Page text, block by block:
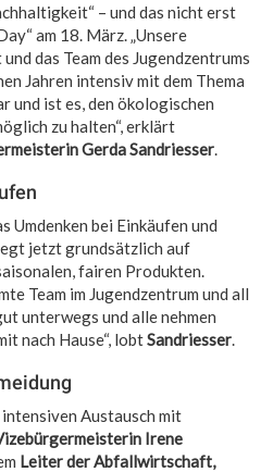
– und das nicht erst
am 18. März. „Unsere
das Team des Jugendzentrums
Jahren intensiv mit dem Thema
und ist es, den ökologischen
zu halten“, erklärt
Gerda Sandriesser.
Umdenken bei Einkäufen und
jetzt grundsätzlich auf
fairen Produkten.
Team im Jugendzentrum und all
unterwegs und alle nehmen
nach Hause“, lobtSandriesser.
Austausch mit
Irene
Leiter der Abfallwirtschaft,